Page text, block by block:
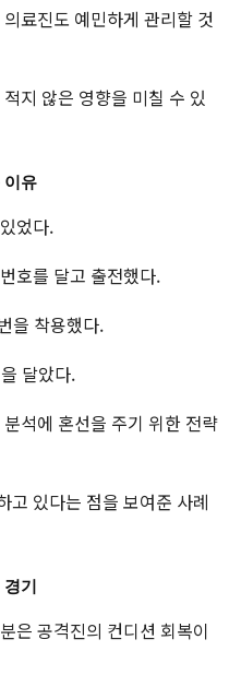
료진도 예민하게 관리할 것
지 않은 영향을 미칠 수 있
이유
었다.
호를 달고 출전했다.
을 착용했다.
달았다.
석에 혼선을 주기 위한 전략
고 있다는 점을 보여준 사례
기
은 공격진의 컨디션 회복이